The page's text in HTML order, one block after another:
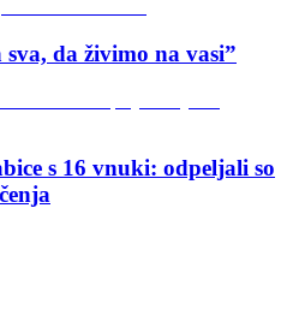
da živimo na vasi”
s 16 vnuki: odpeljali so